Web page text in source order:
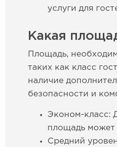
услуги для
Какая
Площадь,
таких как класс
наличие
безопасности и
Эконом-класс:
площадь может
Средний